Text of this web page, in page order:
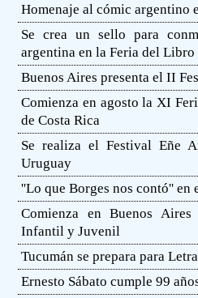
Homenaje al cómic argentino
Se crea un sello para
argentina en la Feria del
Buenos Aires presenta el II
Comienza en agosto la XI
de Costa Rica
Se realiza el Festival Eñe
Uruguay
''Lo que Borges nos contó'' en
Comienza en Buenos
Infantil y Juvenil
Tucumán se prepara para
Ernesto Sábato cumple 99